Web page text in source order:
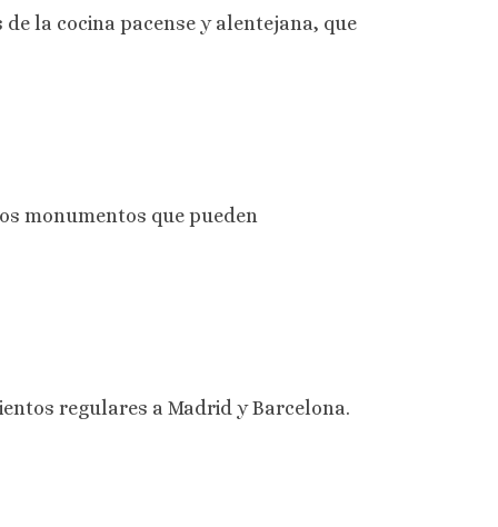
la cocina pacense y alentejana, que
monumentos que pueden
regulares a Madrid y Barcelona.